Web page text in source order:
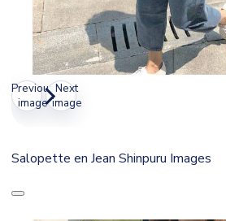
Previous
image
Next
image
Salopette en Jean Shinpuru Images